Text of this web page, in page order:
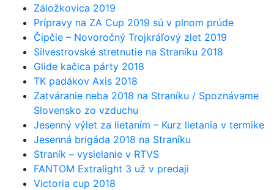
Záložkovica 2019
Prípravy na ZA Cup 2019 sú v plnom prúde
Čipčie – Novoročný Trojkráľový zlet 2019
Silvestrovské stretnutie na Straníku 2018
Glide kačica párty 2018
TK padákov Axis 2018
Zatváranie neba 2018 na Straníku / Spoznávame
Slovensko zo vzduchu
Jesenný výlet za lietaním – Kurz lietania v termike
Jesenná brigáda 2018 na Straníku
Straník – vysielanie v RTVS
FANTOM Extralight 3 už v predaji
Victoria cup 2018